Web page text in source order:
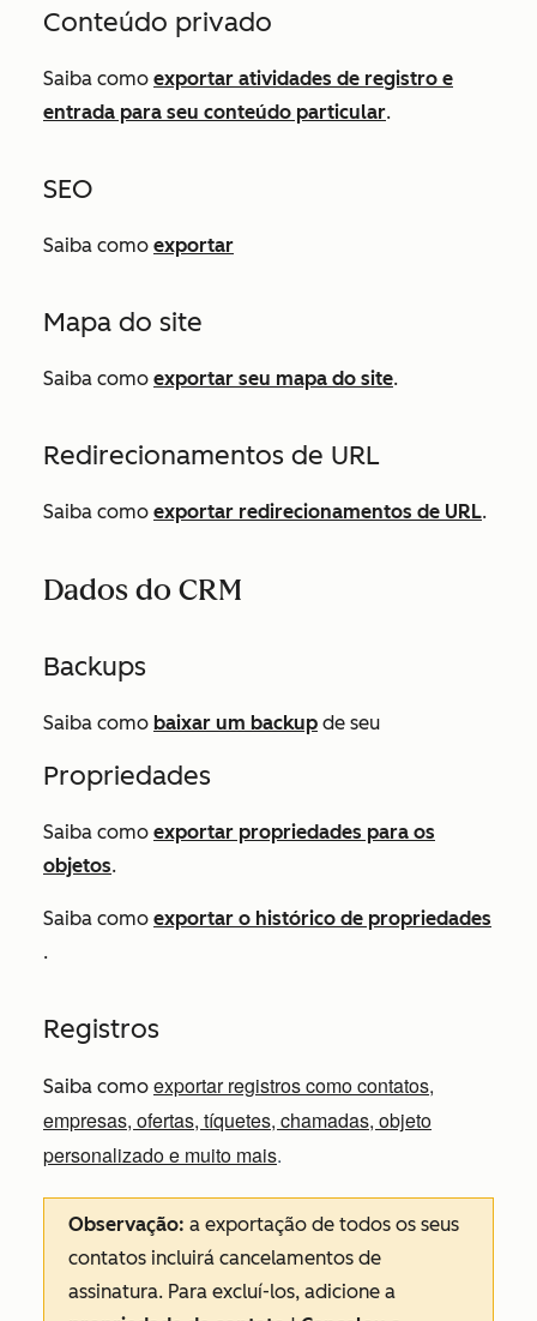
Conteúdo privado
Saiba como exportar atividades de registro e
entrada para seu conteúdo particular.
SEO
Saiba como exportar
Mapa do site
Saiba como exportar seu mapa do site.
Redirecionamentos de URL
Saiba como exportar redirecionamentos de URL.
Dados do CRM
Backups
Saiba como baixar um backup de seu
Propriedades
Saiba como exportar propriedades para os
objetos.
Saiba como exportar o histórico de propriedades
.
Registros
Saiba como exportar registros como contatos,
empresas, ofertas, tíquetes, chamadas, objeto
personalizado e muito mais.
Observação: a exportação de todos os seus
contatos incluirá cancelamentos de
assinatura. Para excluí-los, adicione a